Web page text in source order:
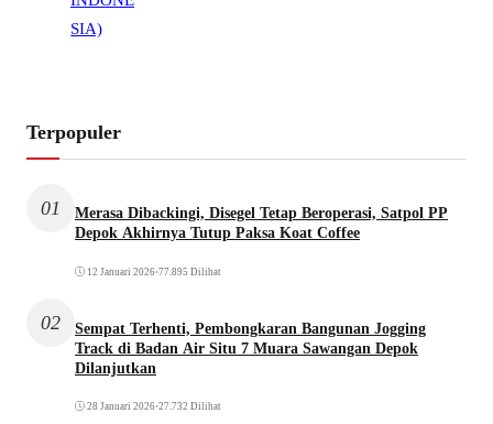
Terpopuler
01
Merasa Dibackingi, Disegel Tetap Beroperasi, Satpol PP
Depok Akhirnya Tutup Paksa Koat Coffee
12 Januari 2026•77.895 Dilihat
02
Sempat Terhenti, Pembongkaran Bangunan Jogging
Track di Badan Air Situ 7 Muara Sawangan Depok
Dilanjutkan
28 Januari 2026•27.732 Dilihat